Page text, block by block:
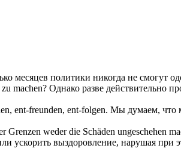
месяцев политики никогда не смогут
zu machen? Однако разве действительно
ent-freunden, ent-folgen. Мы думаем, что
Grenzen weder die Schäden ungeschehen
ускорить выздоровление, нарушая при